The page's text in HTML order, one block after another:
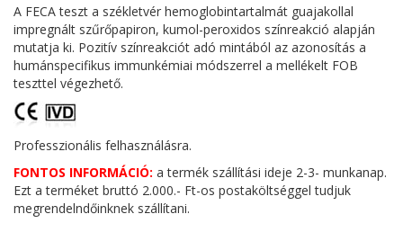
A FECA teszt a székletvér hemoglobintartalmát guajakollal
impregnált szűrőpapiron, kumol-peroxidos színreakció alapján
mutatja ki. Pozitív színreakciót adó mintából az azonosítás a
humánspecifikus immunkémiai módszerrel a mellékelt FOB
teszttel végezhető.
Professzionális felhasználásra.
FONTOS INFORMÁCIÓ: a termék szállítási ideje 2-3- munkanap.
Ezt a terméket bruttó 2.000.- Ft-os postaköltséggel tudjuk
megrendelndőinknek szállítani.